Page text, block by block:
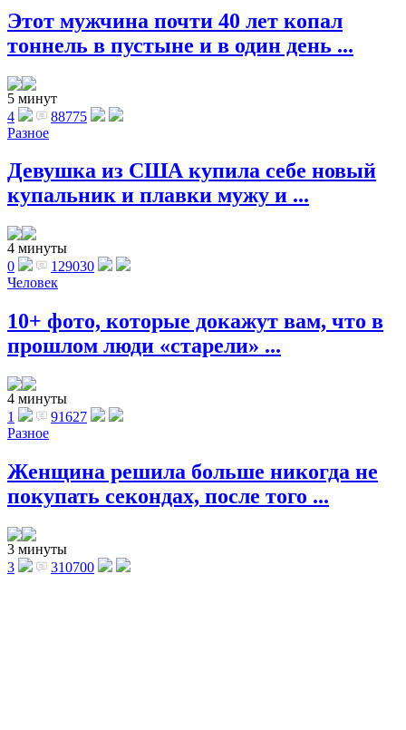
Этот мужчина почти 40 лет копал
тоннель в пустыне и в один день ...
5 минут
4
88775
Разное
Девушка из США купила себе новый
купальник и плавки мужу и ...
4 минуты
0
129030
Человек
10+ фото, которые докажут вам, что в
прошлом люди «старели» ...
4 минуты
1
91627
Разное
Женщина решила больше никогда не
покупать секондах, после того ...
3 минуты
3
310700